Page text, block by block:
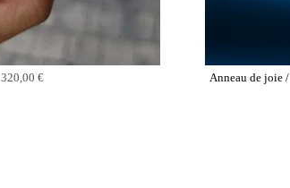
320,00 € Anneau de joie /